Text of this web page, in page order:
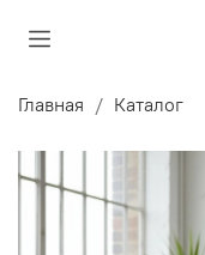
Главная Каталог